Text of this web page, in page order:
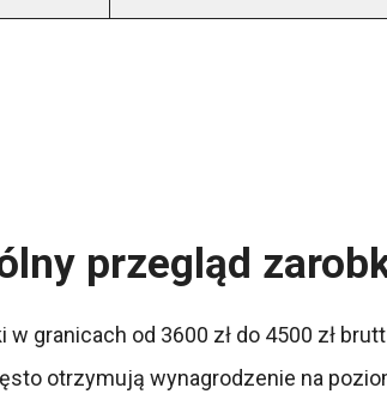
przegląd
od 3600 zł do 4500 zł
otrzymują wynagrodzenie na